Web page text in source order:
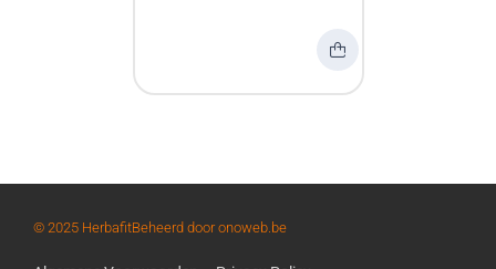
© 2025 HerbafitBeheerd door onoweb.be